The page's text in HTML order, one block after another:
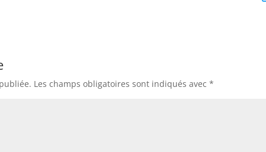
Les champs obligatoires sont indiqués avec*